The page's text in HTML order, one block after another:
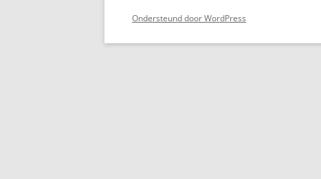
Ondersteund door WordPress